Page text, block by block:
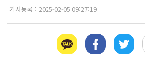
기사등록 : 2025-02-05 09:27:19